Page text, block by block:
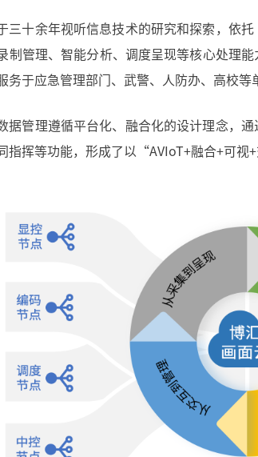
三十余年视听信息技术的研究和探索，依
制管理、智能分析、调度呈现等核心处理
务于应急管理部门、武警、人防办、高校等
据管理遵循平台化、融合化的设计理念，
指挥等功能，形成了以“AVIoT+融合+可视